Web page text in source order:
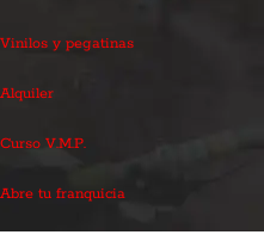
Vinilos y pegatinas
Alquiler
Curso V.M.P.
Abre tu franquicia